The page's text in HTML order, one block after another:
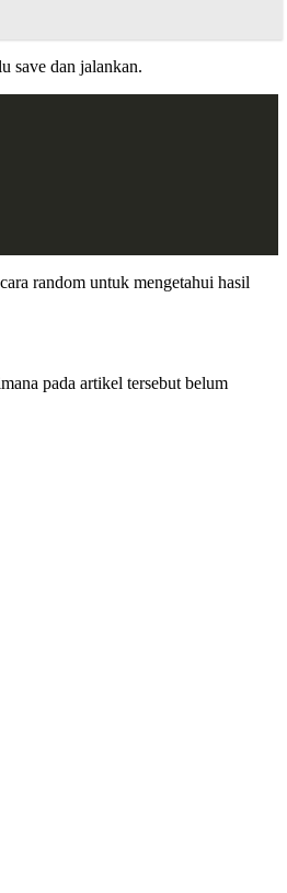
save dan jalankan.
random untuk mengetahui hasil
pada artikel tersebut belum